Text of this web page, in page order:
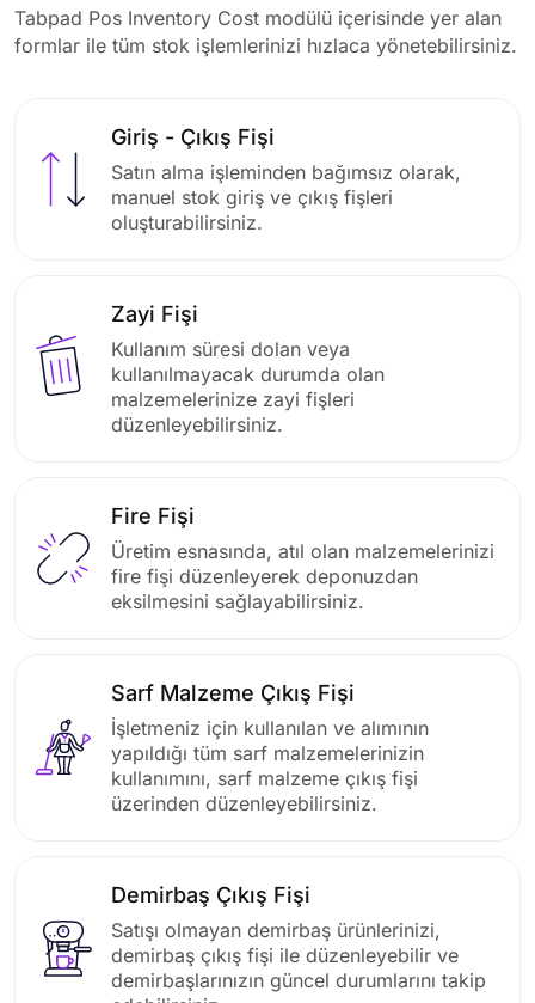
Tabpad Pos Inventory Cost modülü içerisinde yer alan
formlar ile tüm stok işlemlerinizi hızlaca yönetebilirsiniz.
Giriş - Çıkış Fişi
Satın alma işleminden bağımsız olarak,
manuel stok giriş ve çıkış fişleri
oluşturabilirsiniz.
Zayi Fişi
Kullanım süresi dolan veya
kullanılmayacak durumda olan
malzemelerinize zayi fişleri
düzenleyebilirsiniz.
Fire Fişi
Üretim esnasında, atıl olan malzemelerinizi
fire fişi düzenleyerek deponuzdan
eksilmesini sağlayabilirsiniz.
Sarf Malzeme Çıkış Fişi
İşletmeniz için kullanılan ve alımının
yapıldığı tüm sarf malzemelerinizin
kullanımını, sarf malzeme çıkış fişi
üzerinden düzenleyebilirsiniz.
Demirbaş Çıkış Fişi
Satışı olmayan demirbaş ürünlerinizi,
demirbaş çıkış fişi ile düzenleyebilir ve
demirbaşlarınızın güncel durumlarını takip